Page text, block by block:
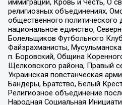
иммиграции, Кровь и Честь, О
религиозных объединениях,
общественного политического
национальное единство,
Болельщиков Футбольного
Файзрахманисты,
п. Боровский, Община
Щелковского района, Правый
Украинская повстанческая
Бандеры, Братство, Белый
Религиозное объединение
Народная Социальная